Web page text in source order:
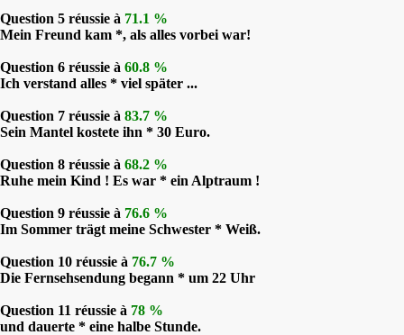
Question 5 réussie à 71.1 %
Mein Freund kam *, als alles vorbei war!
Question 6 réussie à 60.8 %
Ich verstand alles * viel später ...
Question 7 réussie à 83.7 %
Sein Mantel kostete ihn * 30 Euro.
Question 8 réussie à 68.2 %
Ruhe mein Kind ! Es war * ein Alptraum !
Question 9 réussie à 76.6 %
Im Sommer trägt meine Schwester * Weiß.
Question 10 réussie à 76.7 %
Die Fernsehsendung begann * um 22 Uhr
Question 11 réussie à 78 %
und dauerte * eine halbe Stunde.